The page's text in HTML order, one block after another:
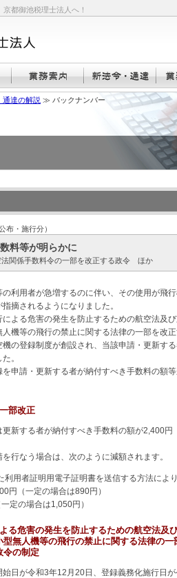
都御池税理士法人へ！
通達の解説 ≫ バックナンバー
布・施行分）
料等が明らかに
法関係手数料令の一部を改正する政令 ほか
利用者が急増するのに伴い、その使用が飛
摘されるようになりました。
よる危害の発生を防止するための航空法及
機等の飛行の禁止に関する法律の一部を改
の登録制度が創設され、当該申請・更新す
。
申請・更新する者が納付すべき手数料の額
部改正
新する者が納付すべき手数料の額が2,400円
行なう場合は、次のように減額されます。
利用者証明用電子証明書を送信する方法によ
円（一定の場合は890円）
定の場合は1,050円）
る危害の発生を防止するための航空法及
無人機等の飛行の禁止に関する法律の一
令の制定
日が令和3年12月20日、登録義務化施行日が